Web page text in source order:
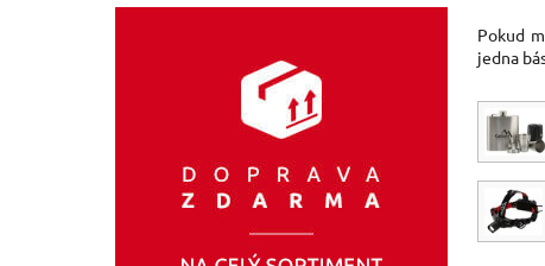
EXTOL-PREMIUM(3)
Pokud
jedna